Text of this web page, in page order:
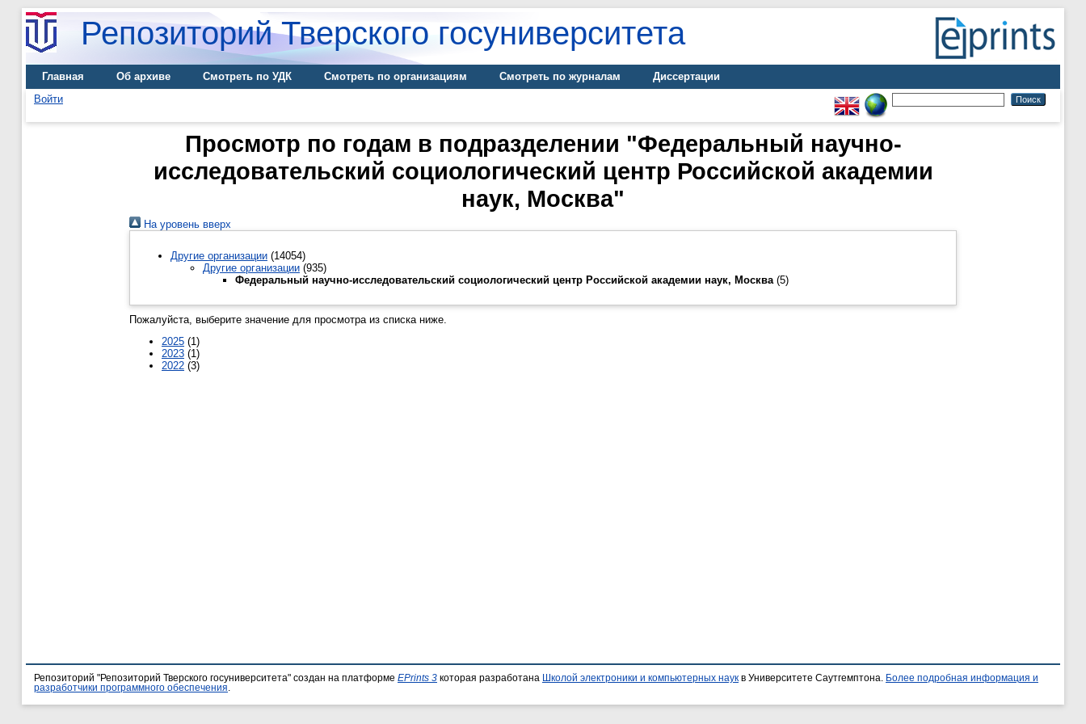
Репозиторий Тверского госуниверситета
Главная Об архиве Смотреть по УДК Смотреть по организациям Смотреть по журналам
Диссертации
Войти
Просмотр по годам в подразделении "Федеральный научно-
исследовательский социологический центр Российской академии
наук, Москва"
На уровень вверх
Другие организации (14054)
Другие организации (935)
Федеральный научно-исследовательский социологический центр Российской академии наук, Москва (5)
Пожалуйста, выберите значение для просмотра из списка ниже.
2025 (1)
2023 (1)
2022 (3)
Репозиторий "Репозиторий Тверского госуниверситета" создан на платформе EPrints 3 которая разработана Школой электроники и компьютерных наук в Университете Саутгемптона.
Более подробная информация и
разработчики программного обеспечения